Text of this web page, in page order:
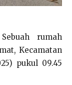
rumah
Kecamatan
pukul 09.45